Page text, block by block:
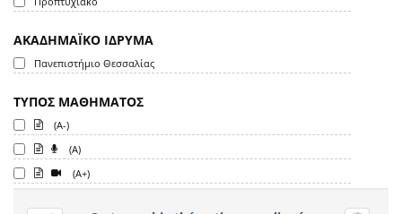
ΑΚΑΔΗΜΑΪΚΟ ΙΔΡΥΜΑ
Πανεπιστήμιο Θεσσαλίας
ΤΥΠΟΣ ΜΑΘΗΜΑΤΟΣ
(A-)
(A)
(A+)